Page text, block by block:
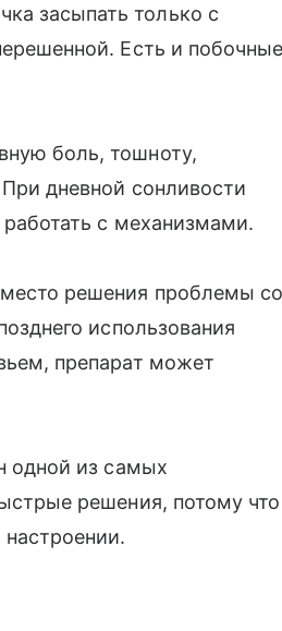
засыпать только с
Есть и побочные
боль, тошноту,
дневной сонливости
с механизмами.
решения проблемы со
использования
препарат может
одной из самых
решения, потому что